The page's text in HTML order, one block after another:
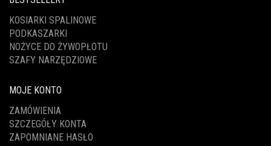
KOSIARKI SPALINOWE
PODKASZARKI
NOŻYCE DO ŻYWOPŁOTU
SZAFY NARZĘDZIOWE
MOJE KONTO
ZAMÓWIENIA
SZCZEGÓŁY KONTA
ZAPOMNIANE HASŁO